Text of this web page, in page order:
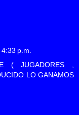
p.m.
( JUGADORES ,
LO GANAMOS